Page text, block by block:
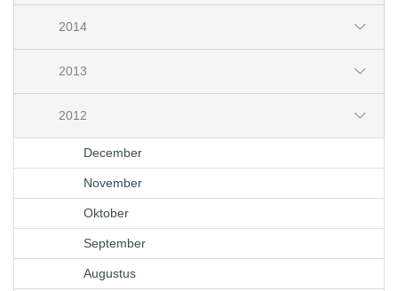
2014
2013
2012
December
November
Oktober
September
Augustus